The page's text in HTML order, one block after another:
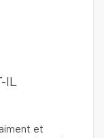
IL
et